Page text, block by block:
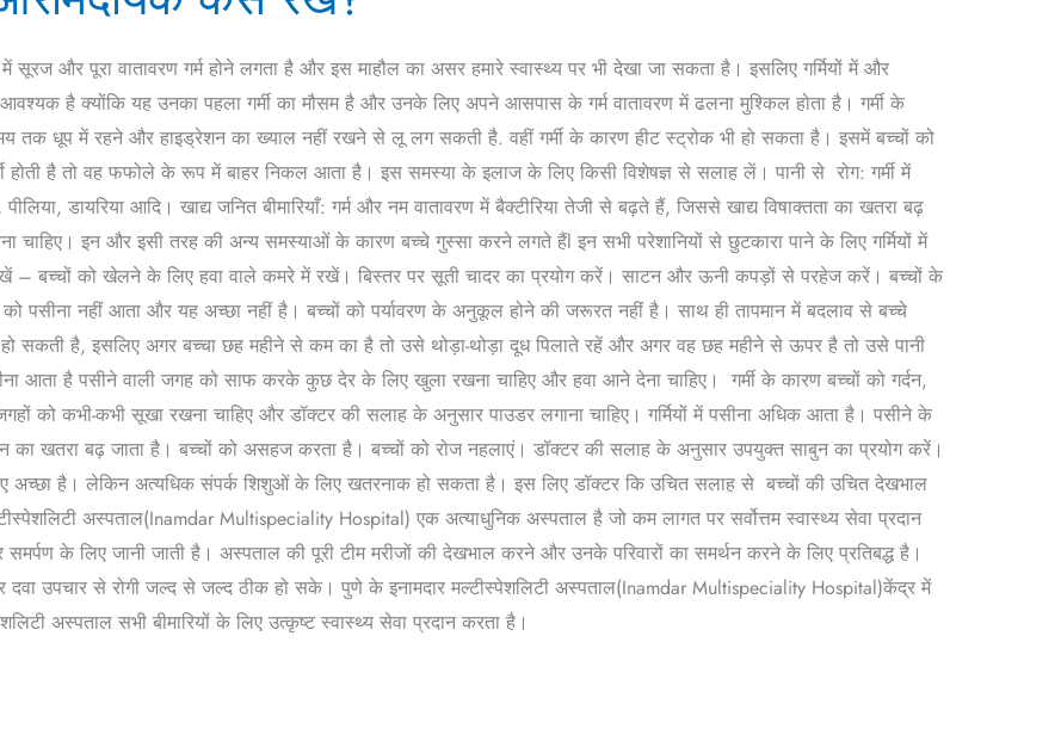
सूरज और पूरा वातावरण गर्म होने लगता है और इस माहौल का असर हमारे स्वास्थ्य पर भी देखा जा सकता है। इसलिए गर्मियों में और
है क्योंकि यह उनका पहला गर्मी का मौसम है और उनके लिए अपने आसपास के गर्म वातावरण में ढलना मुश्किल होता है। गर्मी के
तक धूप में रहने और हाइड्रेशन का ख्याल नहीं रखने से लू लग सकती है. वहीं गर्मी के कारण हीट स्ट्रोक भी हो सकता है। इसमें बच्चों को
होती है तो वह फफोले के रूप में बाहर निकल आता है। इस समस्या के इलाज के लिए किसी विशेषज्ञ से सलाह लें। पानी से रोग: गर्मी में
डायरिया आदि। खाद्य जनित बीमारियाँ: गर्म और नम वातावरण में बैक्टीरिया तेजी से बढ़ते हैं, जिससे खाद्य विषाक्तता का खतरा बढ़
चाहिए। इन और इसी तरह की अन्य समस्याओं के कारण बच्चे गुस्सा करने लगते हैंl इन सभी परेशानियों से छुटकारा पाने के लिए गर्मियों में
रखें – बच्चों को खेलने के लिए हवा वाले कमरे में रखें। बिस्तर पर सूती चादर का प्रयोग करें। साटन और ऊनी कपड़ों से परहेज करें। बच्चों के
पसीना नहीं आता और यह अच्छा नहीं है। बच्चों को पर्यावरण के अनुकूल होने की जरूरत नहीं है। साथ ही तापमान में बदलाव से बच्चे
हो सकती है, इसलिए अगर बच्चा छह महीने से कम का है तो उसे थोड़ा-थोड़ा दूध पिलाते रहें और अगर वह छह महीने से ऊपर है तो उसे पानी
आता है पसीने वाली जगह को साफ करके कुछ देर के लिए खुला रखना चाहिए और हवा आने देना चाहिए। गर्मी के कारण बच्चों को गर्दन,
को कभी-कभी सूखा रखना चाहिए और डॉक्टर की सलाह के अनुसार पाउडर लगाना चाहिए। गर्मियों में पसीना अधिक आता है। पसीने के
खतरा बढ़ जाता है। बच्चों को असहज करता है। बच्चों को रोज नहलाएं। डॉक्टर की सलाह के अनुसार उपयुक्त साबुन का प्रयोग करें।
अच्छा है। लेकिन अत्यधिक संपर्क शिशुओं के लिए खतरनाक हो सकता है। इस लिए डॉक्टर कि उचित सलाह से बच्चों की उचित देखभाल
अस्पताल(Inamdar Multispeciality Hospital) एक अत्याधुनिक अस्पताल है जो कम लागत पर सर्वोत्तम स्वास्थ्य सेवा प्रदान
समर्पण के लिए जानी जाती है। अस्पताल की पूरी टीम मरीजों की देखभाल करने और उनके परिवारों का समर्थन करने के लिए प्रतिबद्ध है।
दवा उपचार से रोगी जल्द से जल्द ठीक हो सके। पुणे के इनामदार मल्टीस्पेशलिटी अस्पताल(Inamdar Multispeciality Hospital)केंद्र में
अस्पताल सभी बीमारियों के लिए उत्कृष्ट स्वास्थ्य सेवा प्रदान करता है।